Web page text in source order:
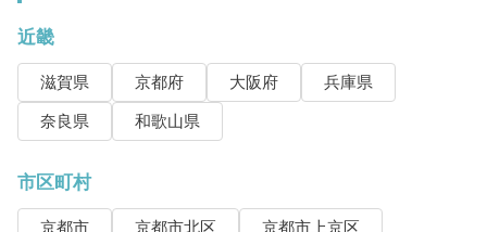
近畿
滋賀県 京都府 大阪府
兵庫県
奈良県
和歌山県
市区町村
京都市 京都市北区
京都市上京区